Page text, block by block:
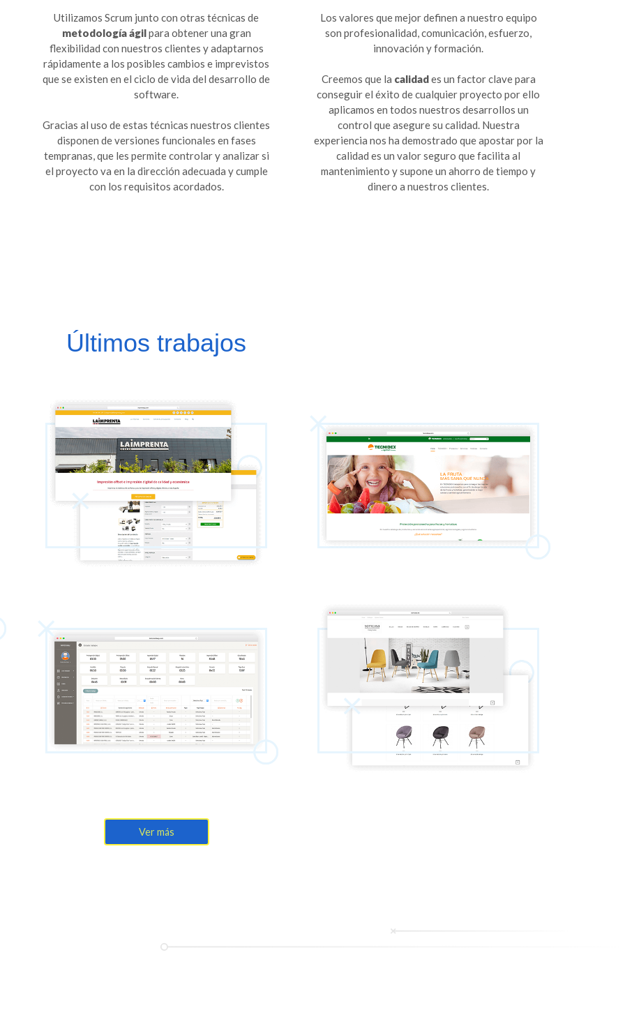
Utilizamos Scrum junto con otras técnicas de
metodología ágilpara obtener una gran
flexibilidad con nuestros clientes y adaptarnos
rápidamente a los posibles cambios e imprevistos
que se existen en el ciclo de vida del desarrollo de
software.
Gracias al uso de estas técnicas nuestros clientes
disponen de versiones funcionales en fases
tempranas, que les permite controlar y analizar si
el proyecto va en la dirección adecuada y cumple
con los requisitos acordados.
Los valores que mejor definen a nuestro equipo
son profesionalidad, comunicación, esfuerzo,
innovación y formación.
Creemos que la calidades un factor clave para
conseguir el éxito de cualquier proyecto por ello
aplicamos en todos nuestros desarrollos un
control que asegure su calidad. Nuestra
experiencia nos ha demostrado que apostar por la
calidad es un valor seguro que facilita al
mantenimiento y supone un ahorro de tiempo y
dinero a nuestros clientes.
Últimos trabajos
Ver más